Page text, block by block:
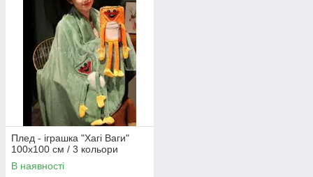
Плед - іграшка "Хагі Ваги"
100х100 см / 3 кольори
В наявності